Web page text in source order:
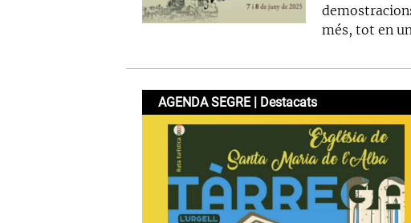
més, tot en
AGENDA SEGRE | Destacats